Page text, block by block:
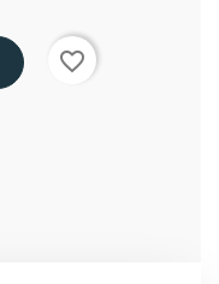
favorite_border